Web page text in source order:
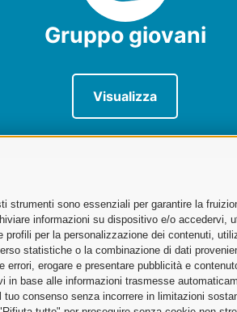
sono essenziali per garantire la
informazioni su dispositivo e/o
per la personalizzazione dei contenuti,
statistiche o la combinazione di dati
erogare e presentare pubblicità e
base alle informazioni trasmesse
consenso senza incorrere in limitazioni
Gruppo giovani
Visualizza
Edificio 186 – Piano 5